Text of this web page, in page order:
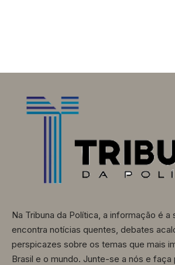
Na Tribuna da Política, a informação é a
encontra notícias quentes, debates
perspicazes sobre os temas que mais
Brasil e o mundo. Junte-se a nós e